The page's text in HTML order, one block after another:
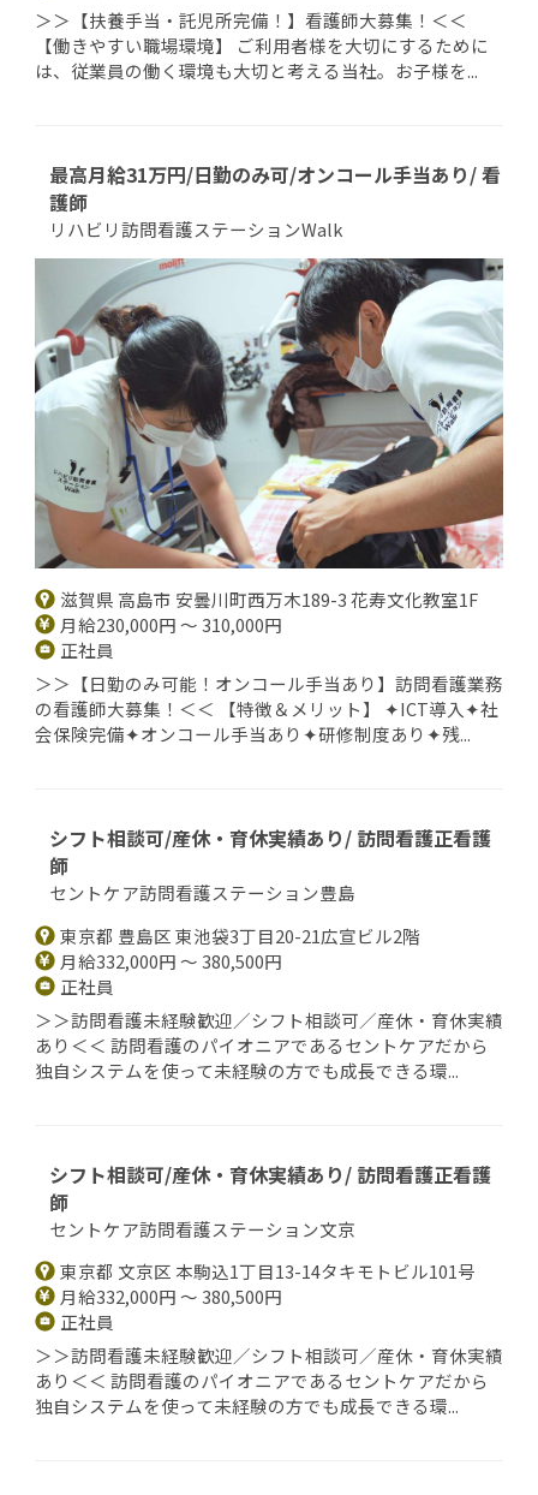
＞＞【扶養手当・託児所完備！】看護師大募集！＜＜
【働きやすい職場環境】 ご利用者様を大切にするために
は、従業員の働く環境も大切と考える当社。お子様を...
最高月給31万円/日勤のみ可/オンコール手当あり/ 看
護師
リハビリ訪問看護ステーションWalk
滋賀県 高島市 安曇川町西万木189-3 花寿文化教室1F
月給230,000円 ～ 310,000円
正社員
＞＞【日勤のみ可能！オンコール手当あり】訪問看護業務
の看護師大募集！＜＜ 【特徴＆メリット】 ✦ICT導入✦社
会保険完備✦オンコール手当あり✦研修制度あり✦残...
シフト相談可/産休・育休実績あり/ 訪問看護正看護
師
セントケア訪問看護ステーション豊島
東京都 豊島区 東池袋3丁目20-21広宣ビル2階
月給332,000円 ～ 380,500円
正社員
＞＞訪問看護未経験歓迎／シフト相談可／産休・育休実績
あり＜＜ 訪問看護のパイオニアであるセントケアだから
独自システムを使って未経験の方でも成長できる環...
シフト相談可/産休・育休実績あり/ 訪問看護正看護
師
セントケア訪問看護ステーション文京
東京都 文京区 本駒込1丁目13-14タキモトビル101号
月給332,000円 ～ 380,500円
正社員
＞＞訪問看護未経験歓迎／シフト相談可／産休・育休実績
あり＜＜ 訪問看護のパイオニアであるセントケアだから
独自システムを使って未経験の方でも成長できる環...